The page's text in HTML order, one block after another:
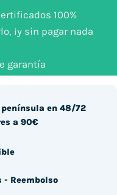
100%
¡y sin pagar nada
garantía
en 48/72
a 90€
- Reembolso